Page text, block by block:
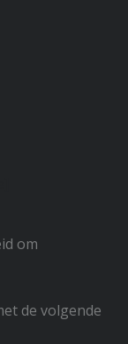
om
de volgende